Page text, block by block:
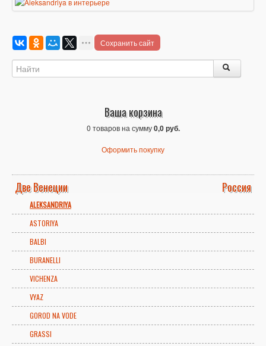
Сохранить сайт
Ваша корзина
0 товаров на сумму0,0 руб.
Оформить покупку
Две Венеции Россия
ALEKSANDRIYA
ASTORIYA
BALBI
BURANELLI
VICHENZA
VYAZ
GOROD NA VODE
GRASSI